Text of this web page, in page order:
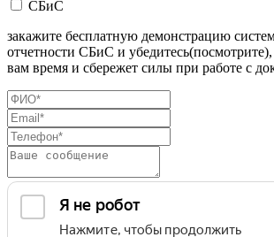
СБиС
закажите бесплатную демонстрацию
отчетности СБиС и
вам время и сбережет силы при работе с